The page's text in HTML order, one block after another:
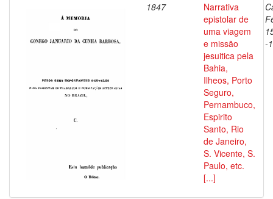
1847
Narrativa
epistolar de
uma viagem
e missão
jesuitica pela
Bahia,
Ilheos, Porto
Seguro,
Pernambuco,
Espirito
Santo, Rio
de Janeiro,
S. Vicente, S.
Paulo, etc.
[...]
-